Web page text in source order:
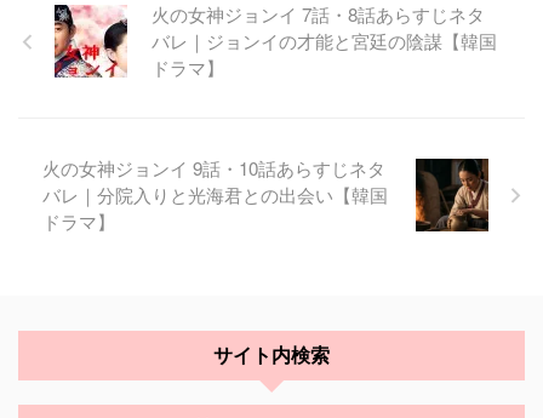
火の女神ジョンイ 7話・8話あらすじネタ
バレ｜ジョンイの才能と宮廷の陰謀【韓国
ドラマ】
火の女神ジョンイ 9話・10話あらすじネタ
バレ｜分院入りと光海君との出会い【韓国
ドラマ】
サイト内検索